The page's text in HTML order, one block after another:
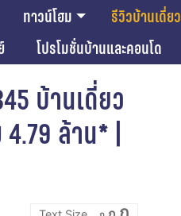
ทาวน์โฮม รีวิวบ้านเดี่ยว
โปรโมชั่นบ้านและคอนโด
บ้านเดี่ยว
ล้าน* |
Decrease
fontReset